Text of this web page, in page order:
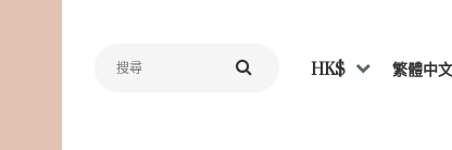
HK$ 繁體中文